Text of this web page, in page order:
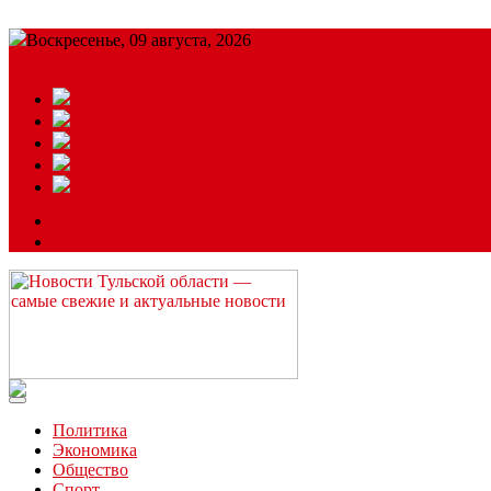
Воскресенье, 09 августа, 2026
Читайте последние новости дня в Тульской области на сайте
Политика
Экономика
Общество